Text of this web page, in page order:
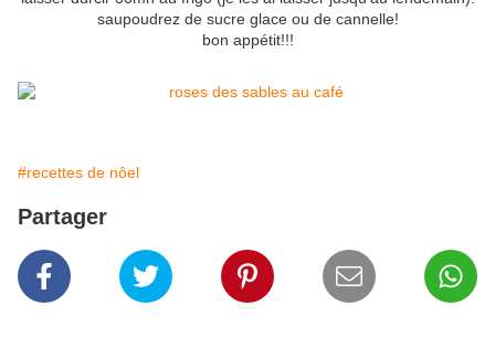
saupoudrez de sucre glace ou de cannelle!
bon appétit!!!
#recettes de nôel
Partager